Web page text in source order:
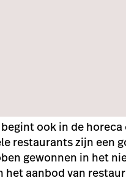
ook in de
restaurants zijn een
gewonnen in het
het aanbod van